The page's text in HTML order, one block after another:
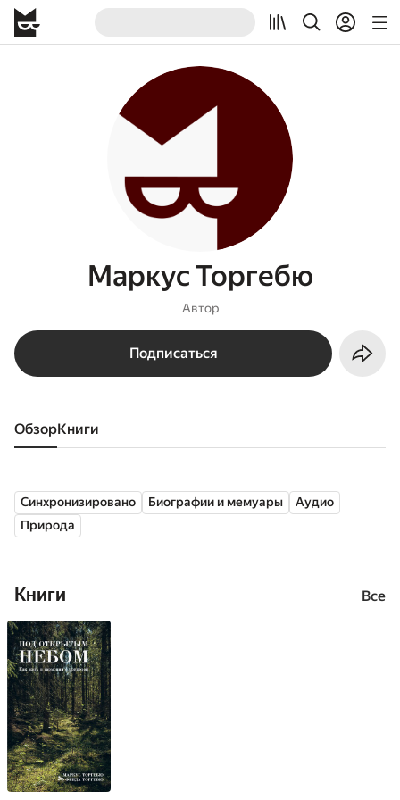
Маркус Торгебю
Автор
Подписаться
Обзор книги
Синхронизировано Биографии и мемуары
Аудио
Природа
Книги Все